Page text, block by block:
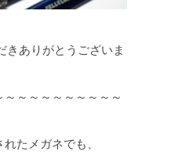
ありがとうございま
～～～～～～～～～
たメガネでも、